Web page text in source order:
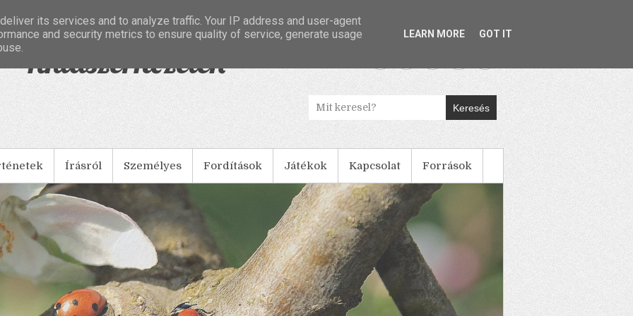
Tintaszerkezetek
Keresés
Írásról Személyes Fordítások Játékok Kapcsolat Források
its services and to analyze traffic. Your IP address and user-agent
and security metrics to ensure quality of service, generate usage
LEARN MORE GOT IT